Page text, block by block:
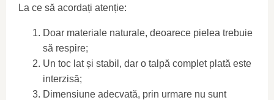
La ce să acordați atenție:
Doar materiale naturale, deoarece pielea trebuie
să respire;
Un toc lat și stabil, dar o talpă complet plată este
interzisă;
Dimensiune adecvată, prin urmare nu sunt